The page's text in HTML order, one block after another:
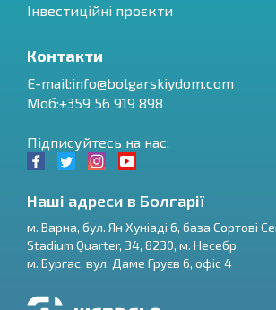
Інвестиційні проєкти
Контакти
E-mail:info@bolgarskiydom.com
Моб:+359 56 919 898
Підписуйтесь на нас:
Наші адреси в Болгарії
м. Варна, бул. Ян Хуніаді 6, база Сортові
Stadium Quarter, 34, 8230, м. Несебр
м. Бургас, вул. Даме Груєв 6, офіс 4